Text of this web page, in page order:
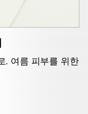
. 여름 피부를 위한